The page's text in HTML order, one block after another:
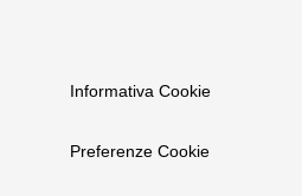
Informativa Cookie
Preferenze Cookie